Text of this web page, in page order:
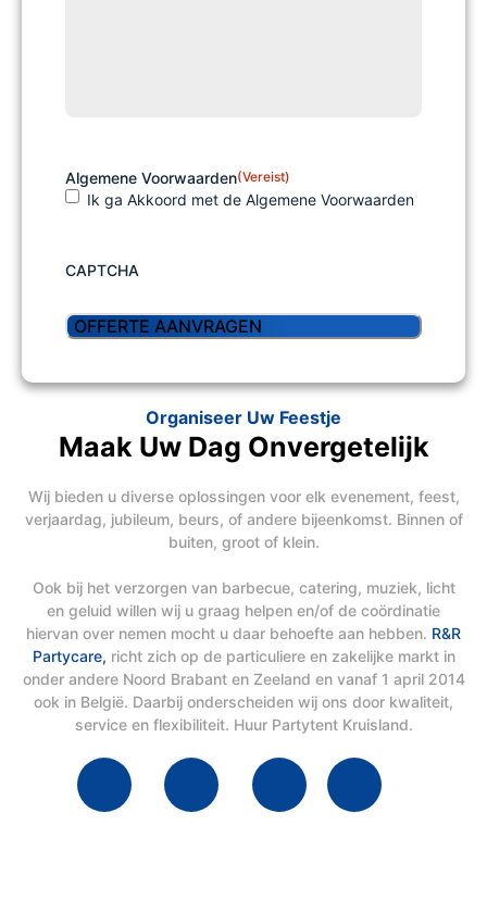
Algemene Voorwaarden(Vereist)
Ik ga Akkoord met de Algemene Voorwaarden
CAPTCHA
Organiseer Uw Feestje
Maak Uw Dag Onvergetelijk
Wij bieden u diverse oplossingen voor elk evenement, feest,
verjaardag, jubileum, beurs, of andere bijeenkomst. Binnen of
buiten, groot of klein.
Ook bij het verzorgen van barbecue, catering, muziek, licht
en geluid willen wij u graag helpen en/of de coördinatie
hiervan over nemen mocht u daar behoefte aan hebben. R&R
Partycare, richt zich op de particuliere en zakelijke markt in
onder andere Noord Brabant en Zeeland en vanaf 1 april 2014
ook in België. Daarbij onderscheiden wij ons door kwaliteit,
service en flexibiliteit. Huur Partytent Kruisland.